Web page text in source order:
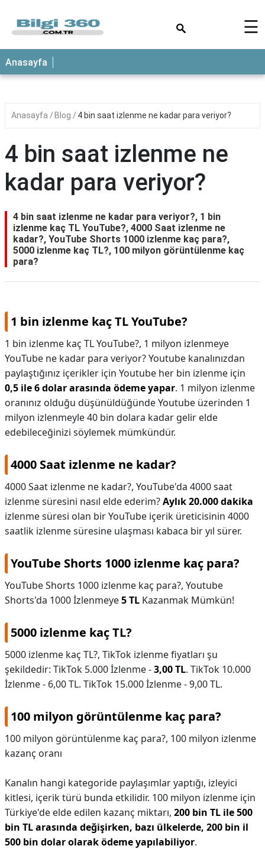
ANASAYFA
☰
Anasayfa
Anasayfa Blog 4 bin saat izlenme ne kadar para veriyor?
4 bin saat izlenme ne
kadar para veriyor?
4 bin saat izlenme ne kadar para veriyor?, 1 bin
izlenme kaç TL YouTube?, 4000 Saat izlenme ne
kadar?, YouTube Shorts 1000 izlenme kaç para?,
5000 izlenme kaç TL?, 100 milyon görüntülenme kaç
para?
1 bin izlenme kaç TL YouTube?
1 bin izlenme kaç TL YouTube?, 1 milyon izlenmeye
YouTube ne kadar para veriyor? Youtube kanalınızdan
paylaştığınız içerikler için Youtube her bin izlenme için
0,5 ile 6 dolar arasında ödeme yapar. 1 milyon izlenme
oranınız olduğu düşünüldüğünde Youtube üzerinden 1
milyon izlenmeyle 40 bin dolara kadar gelir elde
edebileceğinizi söylemek mümkündür.
4000 Saat izlenme ne kadar?
4000 Saat izlenme ne kadar?, YouTube'da 4000 saat
izlenme süresini nasıl elde ederim?Aylık 20.000 dakika
izlenme süresi olan bir YouTube içerik üreticisinin 4000
saatlik izlenme süresine ulaşması kabaca bir yıl sürer.
YouTube Shorts 1000 izlenme kaç para?
YouTube Shorts 1000 izlenme kaç para?, Youtube
Shorts'da 1000 İzlenmeye5 TL Kazanmak Mümkün!
5000 izlenme kaç TL?
5000 izlenme kaç TL?, TikTok izlenme fiyatları şu
şekildedir: TikTok 5.000 İzlenme -3,00 TL. TikTok 10.000
İzlenme - 6,00 TL. TikTok 15.000 İzlenme - 9,00 TL.
100 milyon görüntülenme kaç para?
100 milyon görüntülenme kaç para?, 100 milyon izlenme
kazanç oranı
Kanalın hangi kategoride paylaşımlar yaptığı, izleyici
kitlesi, içerik türü bunda etkilidir. 100 milyon izlenme için
Türkiye'de elde edilen kazanç miktarı, 200 bin TL ile 500
bin TL arasında değişirken, bazı ülkelerde, 200 bin il
500 bin dolar olarak ödeme yapılabiliyor.